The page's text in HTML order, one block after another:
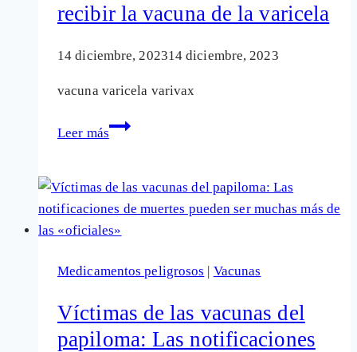
recibir la vacuna de la varicela
14 diciembre, 202314 diciembre, 2023
vacuna varicela varivax
Leer más
Las
la
muerte
del
Alejandro
recibir
la
Medicamentos peligrosos Vacunas
Víctimas de las vacunas del
papiloma: Las notificaciones